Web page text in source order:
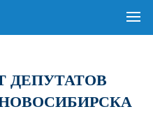
ДЕПУТАТОВ